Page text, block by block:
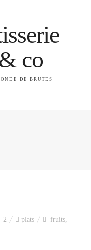
co
DE BRUTES
2 plats fruits,